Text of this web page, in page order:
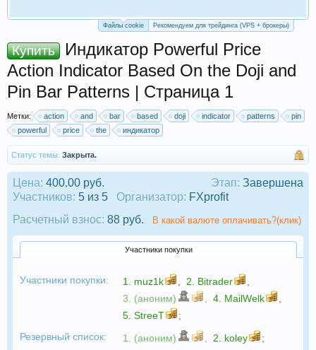
Файлы cookie Рекомендуем для трейдинга (VPS + брокеры)
Купить
Индикатор Powerful Price
Action Indicator Based On the Doji and
Pin Bar Patterns | Страница 1
Метки: action and bar based doji indicator patterns
pin
powerful
price the индикатор
Статус темы: Закрыта.
Этап: Завершена
Цена: 400.00 руб.
Участников: 5 из 5 Организатор: FXprofit
Расчетный взнос: 88 руб. В какой валюте оплачивать?(клик)
Участники покупки
Участники покупки: 1. muz1k 2. Bitrader
3. (аноним)
4. MailWelk
5. StreeT
;
Резервный список:
1. (аноним) 2. koley
;